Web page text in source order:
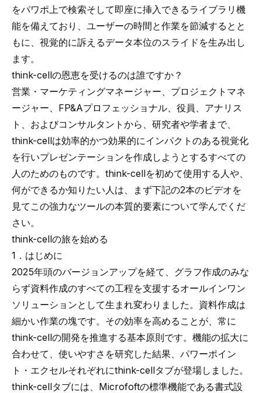
をパワポ上で検索そして即座に挿入できるライブラリ機
能を備えており、ユーザーの時間と作業を節減するとと
もに、視覚的に訴えるデータ本位のスライドを生み出し
ます。
think-cellの恩恵を受けるのは誰ですか？
営業・マーケティングマネージャー、プロジェクトマネ
ージャー、FP&Aプロフェッショナル、役員、アナリス
ト、およびコンサルタントから、研究者や学者まで、
think-cellは効率的かつ効果的にインパクトのある視覚化
を行いプレゼンテーションを作成しようとするすべての
人のためのものです。think-cellを初めて使用する人や、
何ができるか知りたい人は、まず下記の2本のビデオを
見てこの強力なツールの本質的要素について学んでくだ
さい。
think-cellの旅を始める
1．はじめに
2025年頭のバージョンアップを経て、グラフ作成のみな
らず資料作成のすべての工程を支援するオールインワン
ソリューションとして生まれ変わりました。資料作成は
細かい作業の塊です。その効率を高めることが、常に
think-cellの開発を推進する基本原則です。機能の拡大に
合わせて、使いやすさを研究した結果、パワーポイン
ト・エクセルそれぞれにthink-cellタブが登場しました。
think-cellタブには、Microfoftの標準機能である書式設